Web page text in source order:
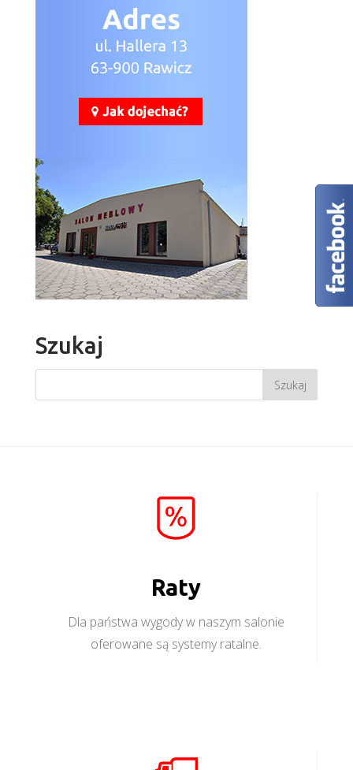
Szukaj
Raty
Dla państwa wygody w naszym salonie
oferowane są systemy ratalne.